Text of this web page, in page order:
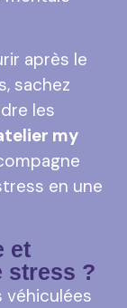
après le
sachez
les
my
en une
et
stress ?
véhiculées